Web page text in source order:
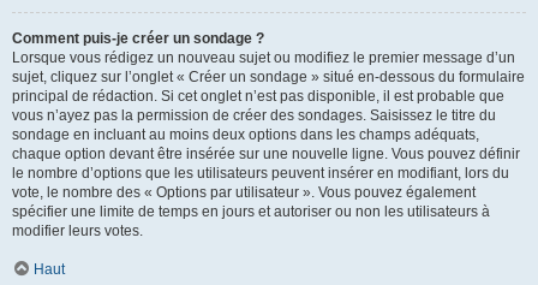
Comment puis-je créer un sondage ?
Lorsque vous rédigez un nouveau sujet ou modifiez le premier message d’un
sujet, cliquez sur l’onglet « Créer un sondage » situé en-dessous du formulaire
principal de rédaction. Si cet onglet n’est pas disponible, il est probable que
vous n’ayez pas la permission de créer des sondages. Saisissez le titre du
sondage en incluant au moins deux options dans les champs adéquats,
chaque option devant être insérée sur une nouvelle ligne. Vous pouvez définir
le nombre d’options que les utilisateurs peuvent insérer en modifiant, lors du
vote, le nombre des « Options par utilisateur ». Vous pouvez également
spécifier une limite de temps en jours et autoriser ou non les utilisateurs à
modifier leurs votes.
Haut